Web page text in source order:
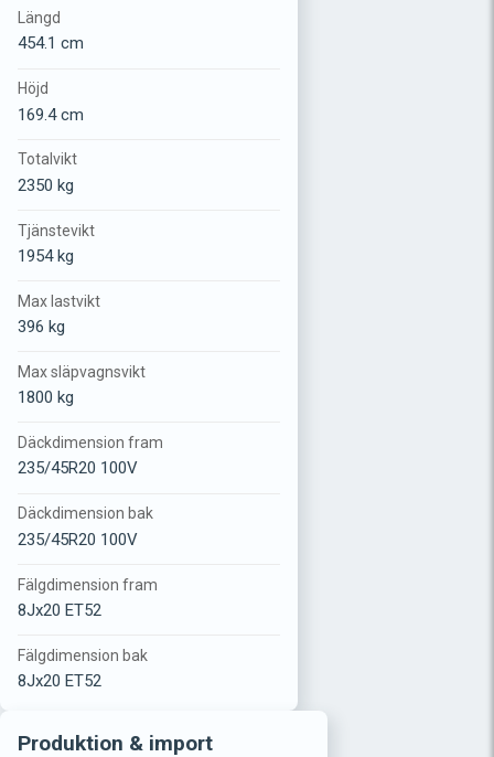
Längd
454.1 cm
Höjd
169.4 cm
Totalvikt
2350 kg
Tjänstevikt
1954 kg
Max lastvikt
396 kg
Max släpvagnsvikt
1800 kg
Däckdimension fram
235/45R20 100V
Däckdimension bak
235/45R20 100V
Fälgdimension fram
8Jx20 ET52
Fälgdimension bak
8Jx20 ET52
Produktion & import